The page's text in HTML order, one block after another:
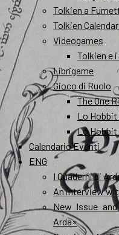
Tolkien a
Tolkien
Videogames
Tolkien e
Librigame
Gioco di Ruolo
The One
Lo Hobbit
Lo
Calendario Eventi
ENG
I Quaderni di
An interview
New Issue
Arda»